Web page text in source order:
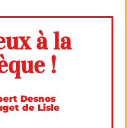
à la
!
Desnos
de Lisle